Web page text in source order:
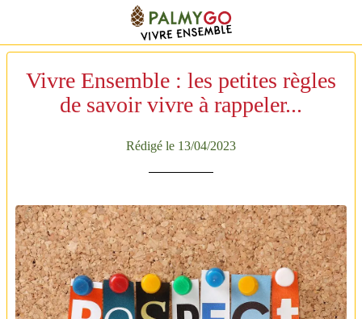
Vivre Ensemble : les petites règles
de savoir vivre à rappeler...
Rédigé le 13/04/2023